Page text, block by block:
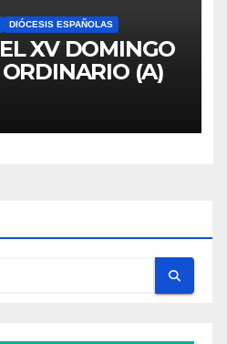
DIÓCESIS ESPAÑOLAS
XV DOMINGO
(A)